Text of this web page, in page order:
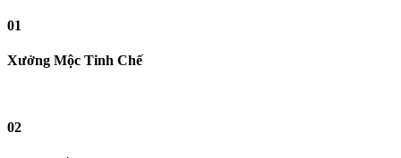
01
Xưởng Mộc Tinh Chế
02